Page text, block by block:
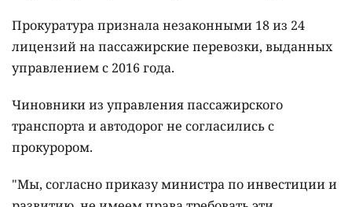
Прокуратура признала незаконными 18 из 24
лицензий на пассажирские перевозки, выданных
управлением с 2016 года.
Чиновники из управления пассажирского
транспорта и автодорог не согласились с
прокурором.
"Мы, согласно приказу министра по инвестиции и